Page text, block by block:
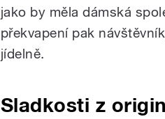
jako by měla dámská
překvapení pak
jídelně.
Sladkosti z